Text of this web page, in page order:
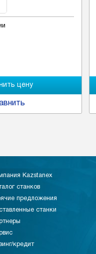
Kazstanex
станков
предложения
станки
кредит